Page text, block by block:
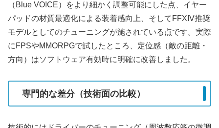
（Blue VO!CE）をより細かく調整可能にした点、イヤー
パッドの材質最適化による装着感向上、そしてFFXIV推奨
モデルとしてのチューニングが施されている点です。実際
にFPSやMMORPGで試したところ、定位感（敵の距離・
方向）はソフトウェア有効時に明確に改善しました。
専門的な差分（技術面の比較）